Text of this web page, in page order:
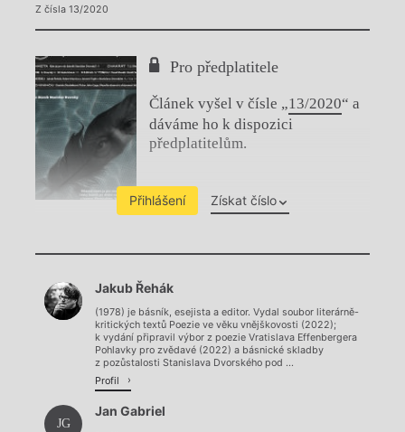
Z čísla 13/2020
Pro předplatitele
Článek vyšel v čísle „13/2020“ a
dáváme ho k dispozici
předplatitelům.
Přihlášení Získat číslo
Chviličku.
Načítá se.
Jakub Řehák
(1978) je básník, esejista a editor. Vydal soubor literárně-
kritických textů Poezie ve věku vnějškovosti (2022);
k vydání připravil výbor z poezie Vratislava Effenbergera
Pohlavky pro zvědavé (2022) a básnické skladby
z pozůstalosti Stanislava Dvorského pod ...
Profil
JG
Jan Gabriel